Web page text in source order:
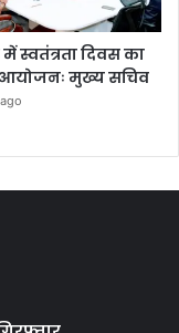
स्वतंत्रता दिवस का
आयोजनः मुख्य सचिव